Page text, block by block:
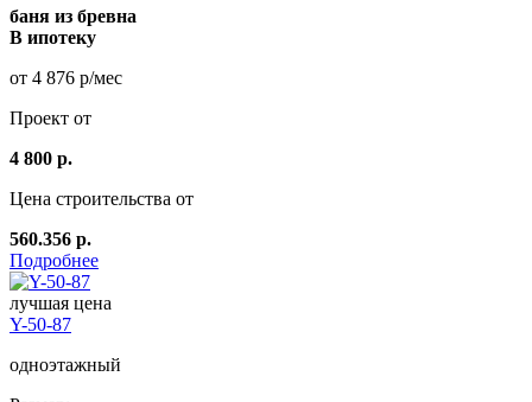
баня из бревна
В ипотеку
от 4 876 р/мес
Проект от
4 800 р.
Цена строительства от
560.356 р.
Подробнее
лучшая цена
Y-50-87
одноэтажный